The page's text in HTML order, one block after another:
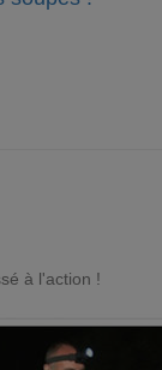
à l'action !